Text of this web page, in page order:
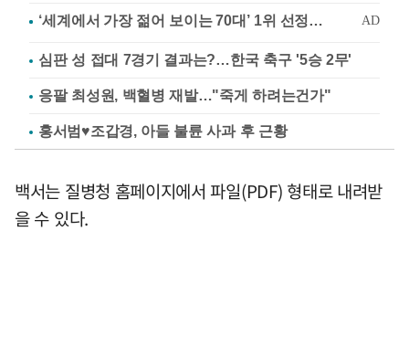
심판 성 접대 7경기 결과는?…한국 축구 '5승 2무'
응팔 최성원, 백혈병 재발…"죽게 하려는건가"
홍서범♥조갑경, 아들 불륜 사과 후 근황
백서는 질병청 홈페이지에서 파일(PDF) 형태로 내려받
을 수 있다.